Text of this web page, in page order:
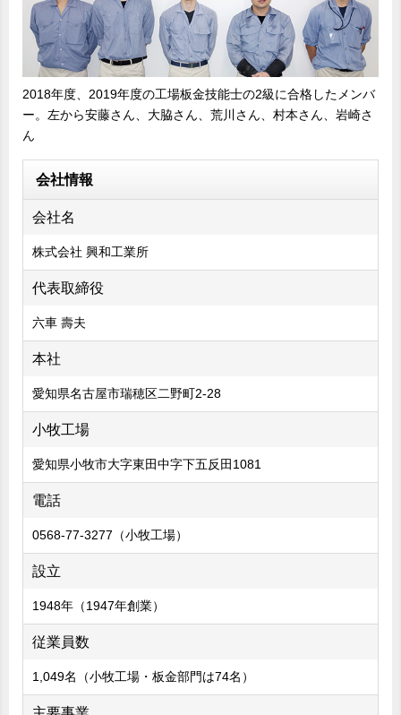
2018年度、2019年度の工場板金技能士の2級に合格したメンバ
ー。左から安藤さん、大脇さん、荒川さん、村本さん、岩崎さ
ん
会社情報
会社名
株式会社 興和工業所
代表取締役
六車 壽夫
本社
愛知県名古屋市瑞穂区二野町2-28
小牧工場
愛知県小牧市大字東田中字下五反田1081
電話
0568-77-3277（小牧工場）
設立
1948年（1947年創業）
従業員数
1,049名（小牧工場・板金部門は74名）